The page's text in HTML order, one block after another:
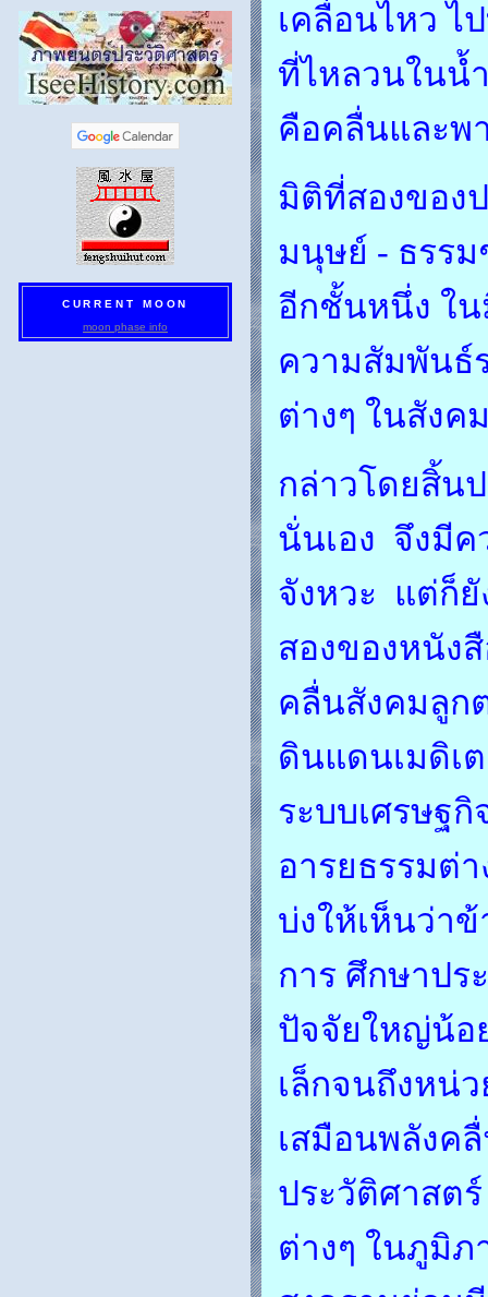
CURRENT MOON
moon phase info
เคลื่อนไหว ไ
ที่ไหลวนในน้
คือคลื่นและพ
มิติที่สองของ
มนุษย์ - ธรร
อีกชั้นหนึ่ง ใน
ความสัมพันธ์
ต่างๆ ในสังค
กล่าวโดยสิ้น
นั่นเอง จึงมีค
จังหวะ แต่ก็ยั
สองของหนัง
คลื่นสังคมลูก
ดินแดนเมดิเ
ระบบเศรษฐ
อารยธรรมต่
บ่งให้เห็นว่า
การ ศึกษาปร
ปัจจัยใหญ่น้อ
เล็กจนถึงหน่
เสมือนพลังค
ประวัติศาสต
ต่างๆ ในภูมิภ